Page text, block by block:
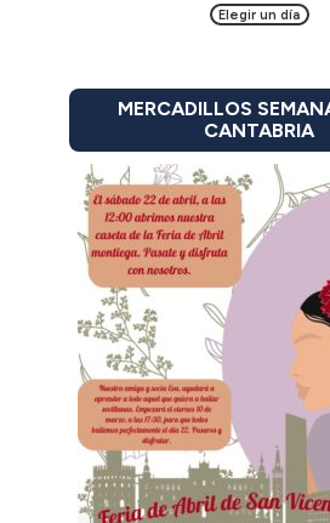
Elegir un día
MERCADILLOS
CANTABRIA